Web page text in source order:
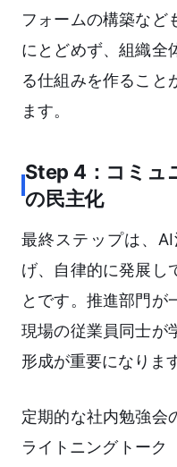
フォームの構築など
にとどめず、組織全
る仕組みを作ること
ます。
Step 4：コミュ
の民主化
最終ステップは、
げ、自律的に発展し
とです。推進部門が
現場の従業員同士が
形成が重要になりま
定期的な社内勉強会
ライトニングトーク